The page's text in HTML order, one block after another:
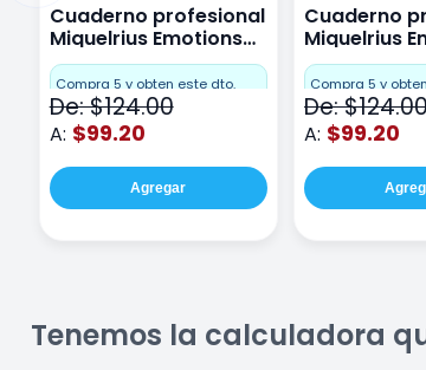
Cuaderno profesional
Miquelrius Emotions
Cuadro Chico 80
hojas Rosa
Compra 5 y obten este dto.
De: $124.00
A: $99.20
Agregar
Cuaderno
Miquelrius
raya 80
Compra 5 y
De:
A: $99.20
Tenemos la calculadora